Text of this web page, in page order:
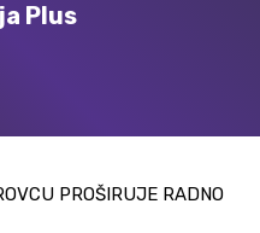
Plus
PROŠIRUJE RADNO